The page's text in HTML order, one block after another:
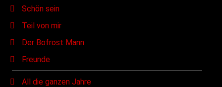
Schön sein
Teil von mir
Der Bofrost Mann
Freunde
All die ganzen Jahre